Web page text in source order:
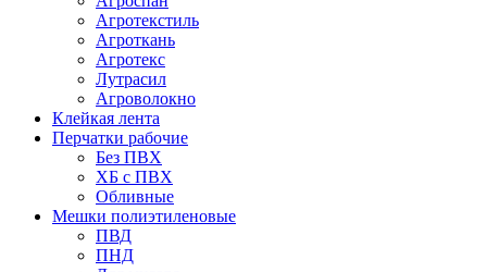
Агротекстиль
Агроткань
Агротекс
Лутрасил
Агроволокно
Клейкая лента
Перчатки рабочие
Без ПВХ
ХБ с ПВХ
Обливные
Мешки полиэтиленовые
ПВД
ПНД